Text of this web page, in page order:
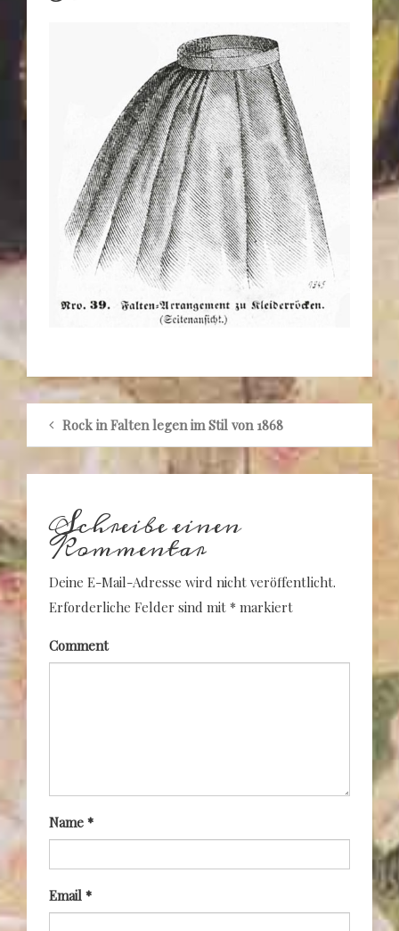
Rock in Falten legen im Stil von 1868
Schreibe einen
Kommentar
Deine E-Mail-Adresse wird nicht veröffentlicht.
Erforderliche Felder sind mit * markiert
Comment
Name *
Email *